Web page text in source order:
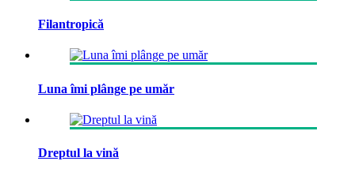
Filantropică
Luna îmi plânge pe umăr
Dreptul la vină